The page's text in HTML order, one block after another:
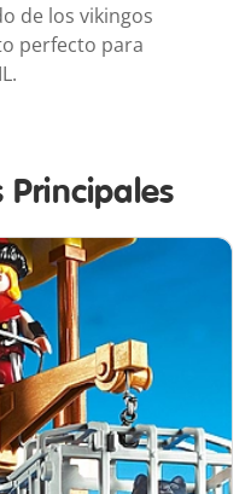
de los vikingos
perfecto para
Principales